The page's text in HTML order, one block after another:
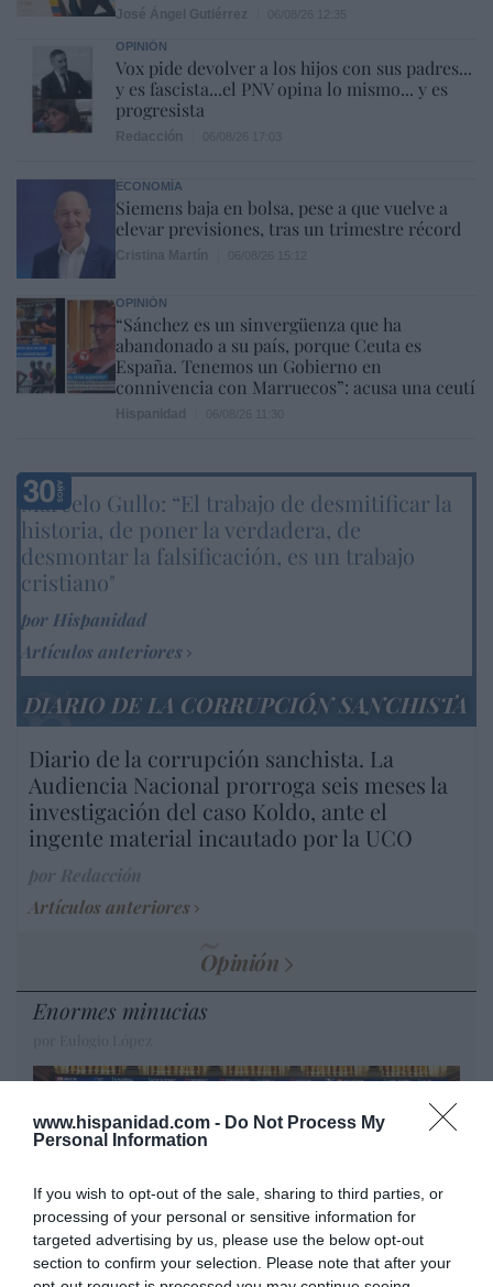
www.hispanidad.com - Do Not Process My
Personal Information
If you wish to opt-out of the sale, sharing to third parties, or
processing of your personal or sensitive information for
targeted advertising by us, please use the below opt-out
section to confirm your selection. Please note that after your
OPINIÓN
Vox pide devolver a los hijos con sus padres...
y es fascista...el PNV opina lo mismo... y es
progresista
ECONOMÍA
Siemens baja en bolsa, pese a que vuelve a
elevar previsiones, tras un trimestre récord
OPINIÓN
“Sánchez es un sinvergüenza que ha
abandonado a su país, porque Ceuta es
España. Tenemos un Gobierno en
connivencia con Marruecos”: acusa una ceutí
Marcelo Gullo: “El trabajo de desmitificar la
historia, de poner la verdadera, de
desmontar la falsificación, es un trabajo
cristiano"
por Hispanidad
Artículos anteriores
DIARIO DE LA CORRUPCIÓN SANCHISTA
Diario de la corrupción sanchista. La
Audiencia Nacional prorroga seis meses la
investigación del caso Koldo, ante el
ingente material incautado por la UCO
Artículos anteriores
Opinión
Enormes minucias